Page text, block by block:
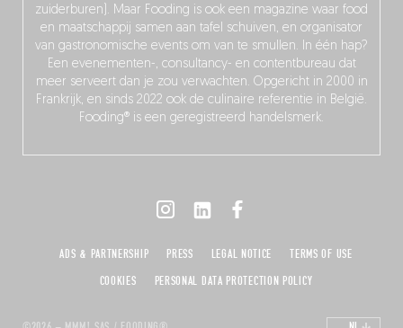
zuiderburen). Maar Fooding is ook een magazine waar food
en maatschappij samen aan tafel schuiven, en organisator
van gastronomische events om van te smullen. In één hap?
Een evenementen-, consultancy- en contentbureau dat
meer serveert dan je zou verwachten. Opgericht in 2000 in
Frankrijk, en sinds 2022 ook de culinaire referentie in België.
Fooding® is een geregistreerd handelsmerk.
ADS & PARTNERSHIP PRESS LEGAL NOTICE
TERMS OF USE
COOKIES
PERSONAL DATA PROTECTION POLICY